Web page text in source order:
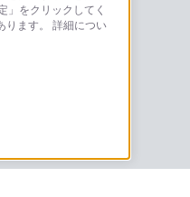
内はこちら
」をクリックしてく
ります。 詳細につい